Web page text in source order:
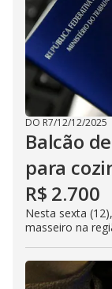
DO R7/12/12/2025
Balcão
para
R$ 2.700
Nesta sexta
masseiro na